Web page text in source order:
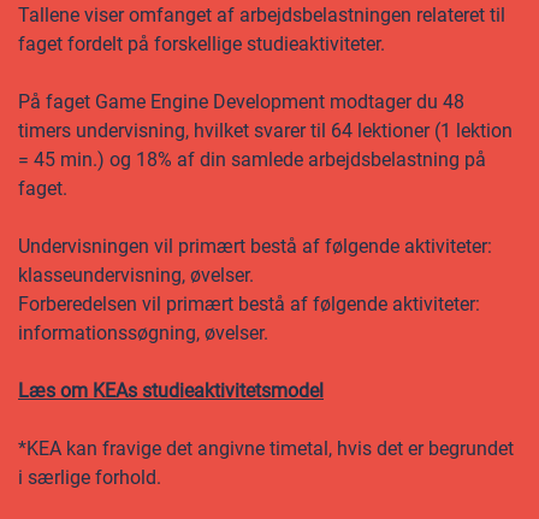
Tallene viser omfanget af arbejdsbelastningen relateret til
faget fordelt på forskellige studieaktiviteter.
På faget Game Engine Development modtager du 48
timers undervisning, hvilket svarer til 64 lektioner (1 lektion
= 45 min.) og 18% af din samlede arbejdsbelastning på
faget.
Undervisningen vil primært bestå af følgende aktiviteter:
klasseundervisning, øvelser.
Forberedelsen vil primært bestå af følgende aktiviteter:
informationssøgning, øvelser.
Læs om KEAs studieaktivitetsmodel
*KEA kan fravige det angivne timetal, hvis det er begrundet
i særlige forhold.